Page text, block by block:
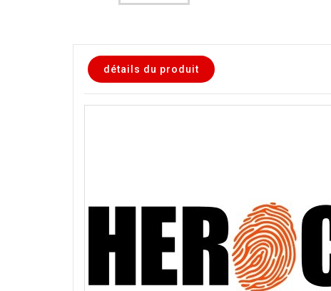
détails du produit